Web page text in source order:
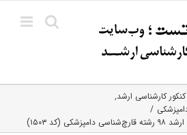
کارشناسی ارشد
(کد ۱۵۰۳)